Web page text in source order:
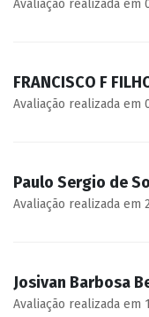
Avaliação realizada em
FRANCISCO F
Avaliação realizada em
Paulo Sergio de
Avaliação realizada em
Josivan Barbosa
Avaliação realizada em